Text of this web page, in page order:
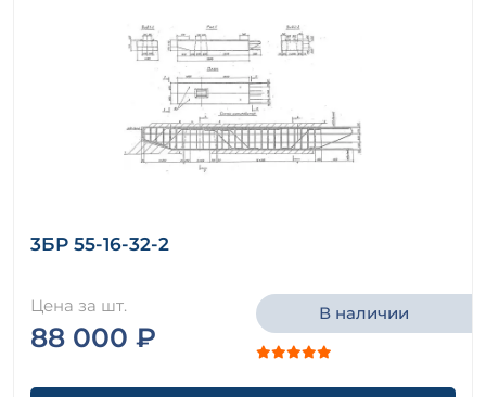
3БР 55-16-32-2
Цена за шт.
88 000 ₽
В наличии